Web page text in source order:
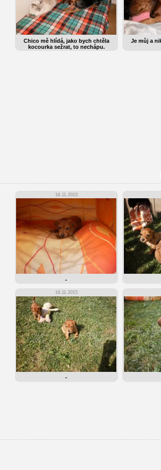
Chico mě hlídá, jako bych chtěla
kocourka sežrat, to nechápu.
Je můj a
16.11.2015
-
16.11.2015
-